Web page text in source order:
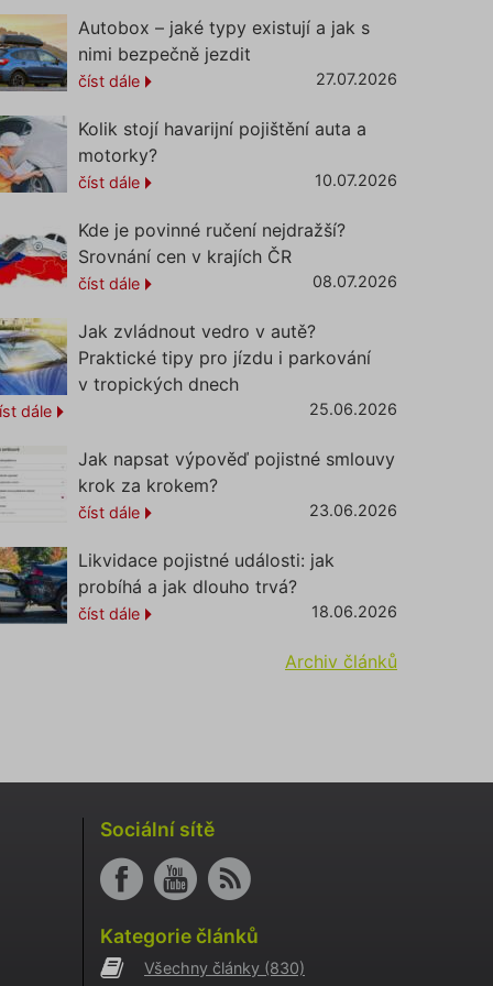
Autobox – jaké typy existují a jak s
nimi bezpečně jezdit
číst dále 27.07.2026
Kolik stojí havarijní pojištění auta a
motorky?
číst dále 10.07.2026
Kde je povinné ručení nejdražší?
Srovnání cen v krajích ČR
číst dále 08.07.2026
Jak zvládnout vedro v autě?
Praktické tipy pro jízdu i parkování
v tropických dnech
dále 25.06.2026
Jak napsat výpověď pojistné smlouvy
krok za krokem?
číst dále 23.06.2026
Likvidace pojistné události: jak
probíhá a jak dlouho trvá?
číst dále 18.06.2026
Archiv článků
Sociální sítě
Kategorie článků
Všechny články (830)